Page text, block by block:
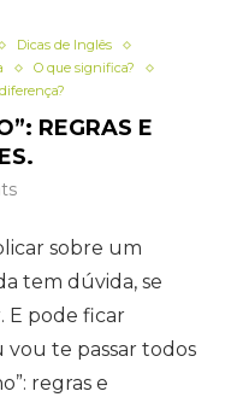
Dicas de Inglês
O que significa?
REGRAS E
sobre um
tem dúvida, se
E pode ficar
vou te passar todos
regras e